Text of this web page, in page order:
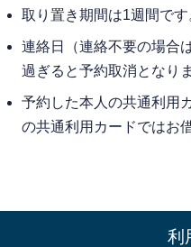
取り置き期間は1週間です
連絡日（連絡不要の場合
過ぎると予約取消となりま
予約した本人の共通利用
の共通利用カードではお
利